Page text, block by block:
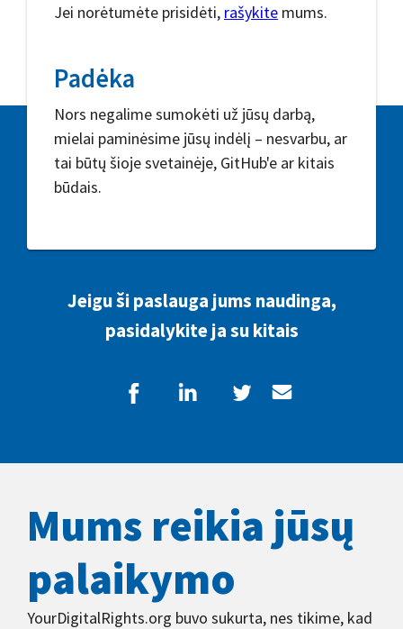
Jei norėtumėte prisidėti, rašykite mums.
Padėka
Nors negalime sumokėti už jūsų darbą,
mielai paminėsime jūsų indėlį – nesvarbu, ar
tai būtų šioje svetainėje, GitHub'e ar kitais
būdais.
Jeigu ši paslauga jums naudinga,
pasidalykite ja su kitais
Mums reikia jūsų
palaikymo
YourDigitalRights.org buvo sukurta, nes tikime, kad